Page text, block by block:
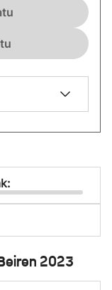
2023